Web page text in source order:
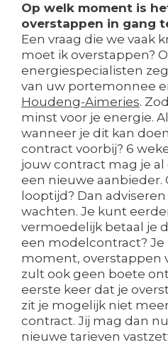
Op welk moment is
overstappen in gang
Een vraag die we vaak
moet ik overstappen?
energiespecialisten
van uw portemonnee
Houdeng-Aimeries.
minst voor je energie.
wanneer je dit kan
contract voorbij? 6
jouw contract mag je
een nieuwe aanbieder.
looptijd? Dan
wachten. Je kunt
vermoedelijk betaal je
een modelcontract?
moment, overstappen
zult ook geen boete
eerste keer dat je
zit je mogelijk niet
contract. Jij mag dan
nieuwe tarieven